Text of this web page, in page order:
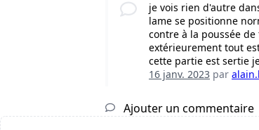
je vois rien d'autre
lame se positionne
contre à la poussée
extérieurement tout
cette partie est sertie
16 janv. 2023 par
Ajouter un commentaire